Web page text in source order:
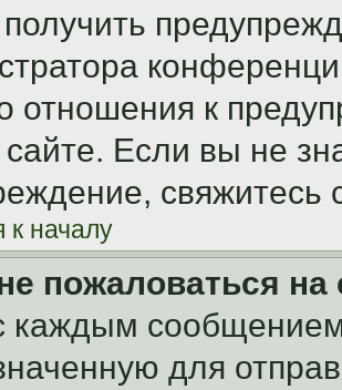
отношения к
Если вы не
к началу
пожаловаться
каждым сообщением
для